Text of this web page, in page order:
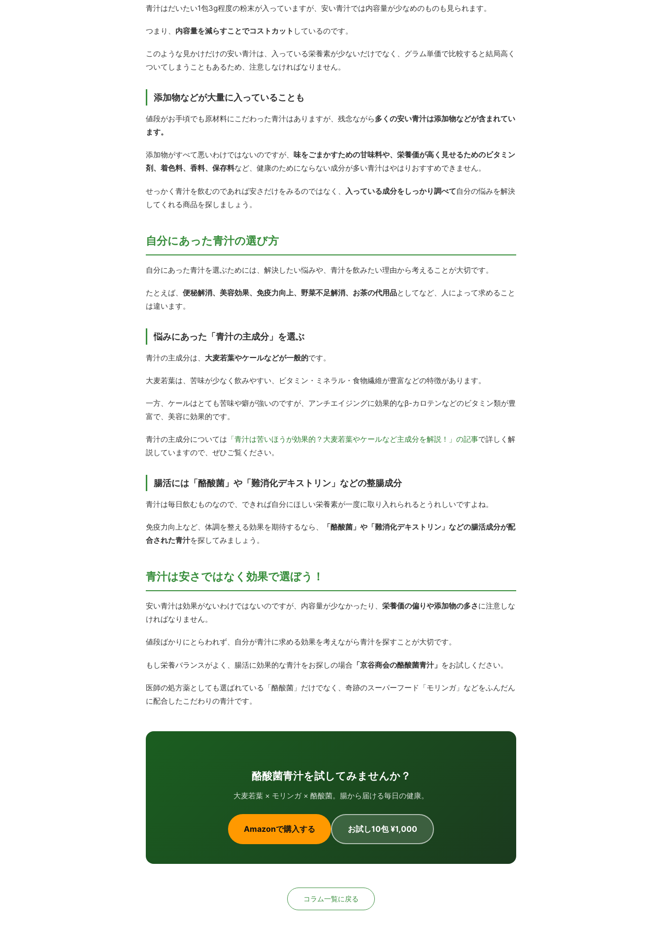
青汁はだいたい1包3g程度の粉末が入っていますが、安い青汁では内容量が少なめのものも見られます。
つまり、 内容量を減らすことでコストカット しているのです。
このような見かけだけの安い青汁は、入っている栄養素が少ないだけでなく、グラム単価で比較すると結局高く
ついてしまうこともあるため、注意しなければなりません。
添加物などが大量に入っていることも
値段がお手頃でも原材料にこだわった青汁はありますが、残念ながら多くの安い青汁は添加物などが含まれてい
ます。
添加物がすべて悪いわけではないのですが、 味をごまかすための甘味料や、栄養価が高く見せるためのビタミン
剤、着色料、香料、保存料など、健康のためにならない成分が多い青汁はやはりおすすめできません。
せっかく青汁を飲むのであれば安さだけをみるのではなく、 入っている成分をしっかり調べて自分の悩みを解決
してくれる商品を探しましょう。
自分にあった青汁の選び方
自分にあった青汁を選ぶためには、解決したい悩みや、青汁を飲みたい理由から考えることが大切です。
たとえば、 便秘解消、美容効果、免疫力向上、野菜不足解消、お茶の代用品としてなど、人によって求めること
は違います。
悩みにあった「青汁の主成分」を選ぶ
青汁の主成分は、 大麦若葉やケールなどが一般的です。
大麦若葉は、苦味が少なく飲みやすい、ビタミン・ミネラル・食物繊維が豊富などの特徴があります。
一方、ケールはとても苦味や癖が強いのですが、アンチエイジングに効果的なβ-カロテンなどのビタミン類が豊
富で、美容に効果的です。
青汁の主成分については 「青汁は苦いほうが効果的？大麦若葉やケールなど主成分を解説！」の記事で詳しく解
説していますので、ぜひご覧ください。
腸活には「酪酸菌」や「難消化デキストリン」などの整腸成分
青汁は毎日飲むものなので、できれば自分にほしい栄養素が一度に取り入れられるとうれしいですよね。
免疫力向上など、体調を整える効果を期待するなら、
「酪酸菌」や「難消化デキストリン」などの腸活成分が配
合された青汁を探してみましょう。
青汁は安さではなく効果で選ぼう！
安い青汁は効果がないわけではないのですが、内容量が少なかったり、 栄養価の偏りや添加物の多さに注意しな
ければなりません。
値段ばかりにとらわれず、自分が青汁に求める効果を考えながら青汁を探すことが大切です。
もし栄養バランスがよく、腸活に効果的な青汁をお探しの場合 「京谷商会の酪酸菌青汁」 をお試しください。
医師の処方薬としても選ばれている「酪酸菌」だけでなく、奇跡のスーパーフード「モリンガ」などをふんだん
に配合したこだわりの青汁です。
酪酸菌青汁を試してみませんか？
大麦若葉 × モリンガ × 酪酸菌。腸から届ける毎日の健康。
Amazonで購入する お試し10包 ¥1,000
コラム一覧に戻る